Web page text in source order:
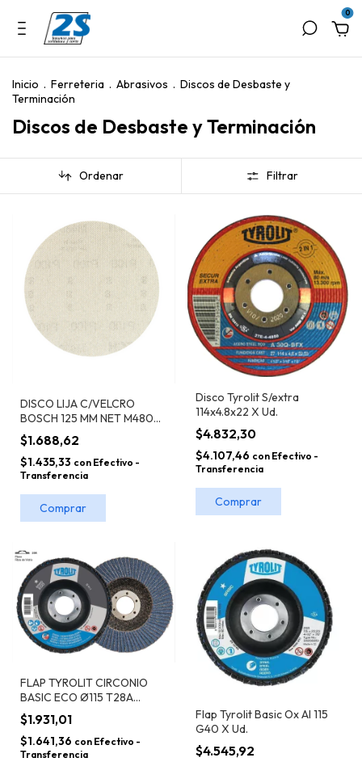
0
Inicio . Ferreteria . Abrasivos . Discos de Desbaste y
Terminación
Discos de Desbaste y Terminación
Ordenar Filtrar
DISCO LIJA C/VELCRO
BOSCH 125 MM NET M480
unidad
$1.688,62
$1.435,33 con Efectivo -
Transferencia
Comprar
Disco Tyrolit S/extra
114x4.8x22 X Ud.
$4.832,30
$4.107,46 con Efectivo -
Transferencia
FLAP TYROLIT CIRCONIO
BASIC ECO Ø115 T28A
PLANO FIBRA X UND
$1.931,01
$1.641,36 con Efectivo -
Transferencia
Flap Tyrolit Basic Ox Al 115
G40 X Ud.
$4.545,92